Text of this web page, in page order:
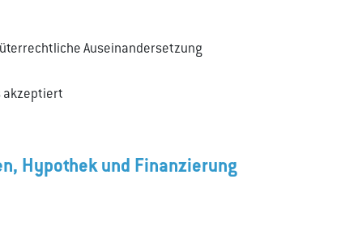
Auseinandersetzung
akzeptiert
Hypothek und Finanzierung